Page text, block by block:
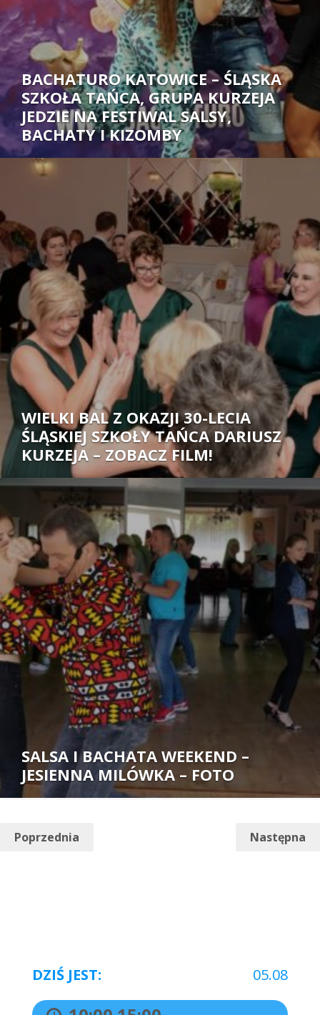
BACHATURO KATOWICE – ŚLĄSKA
SZKOŁA TAŃCA, GRUPA KURZEJA
JEDZIE NA FESTIWAL SALSY,
BACHATY I KIZOMBY
Autor:
WIELKI BAL Z OKAZJI 30-LECIA
ŚLĄSKIEJ SZKOŁY TAŃCA DARIUSZ
KURZEJA – ZOBACZ FILM!
Autor:
SALSA I BACHATA WEEKEND –
JESIENNA MILÓWKA – FOTO
Poprzednia Następna
DZIŚ JEST: 05.08